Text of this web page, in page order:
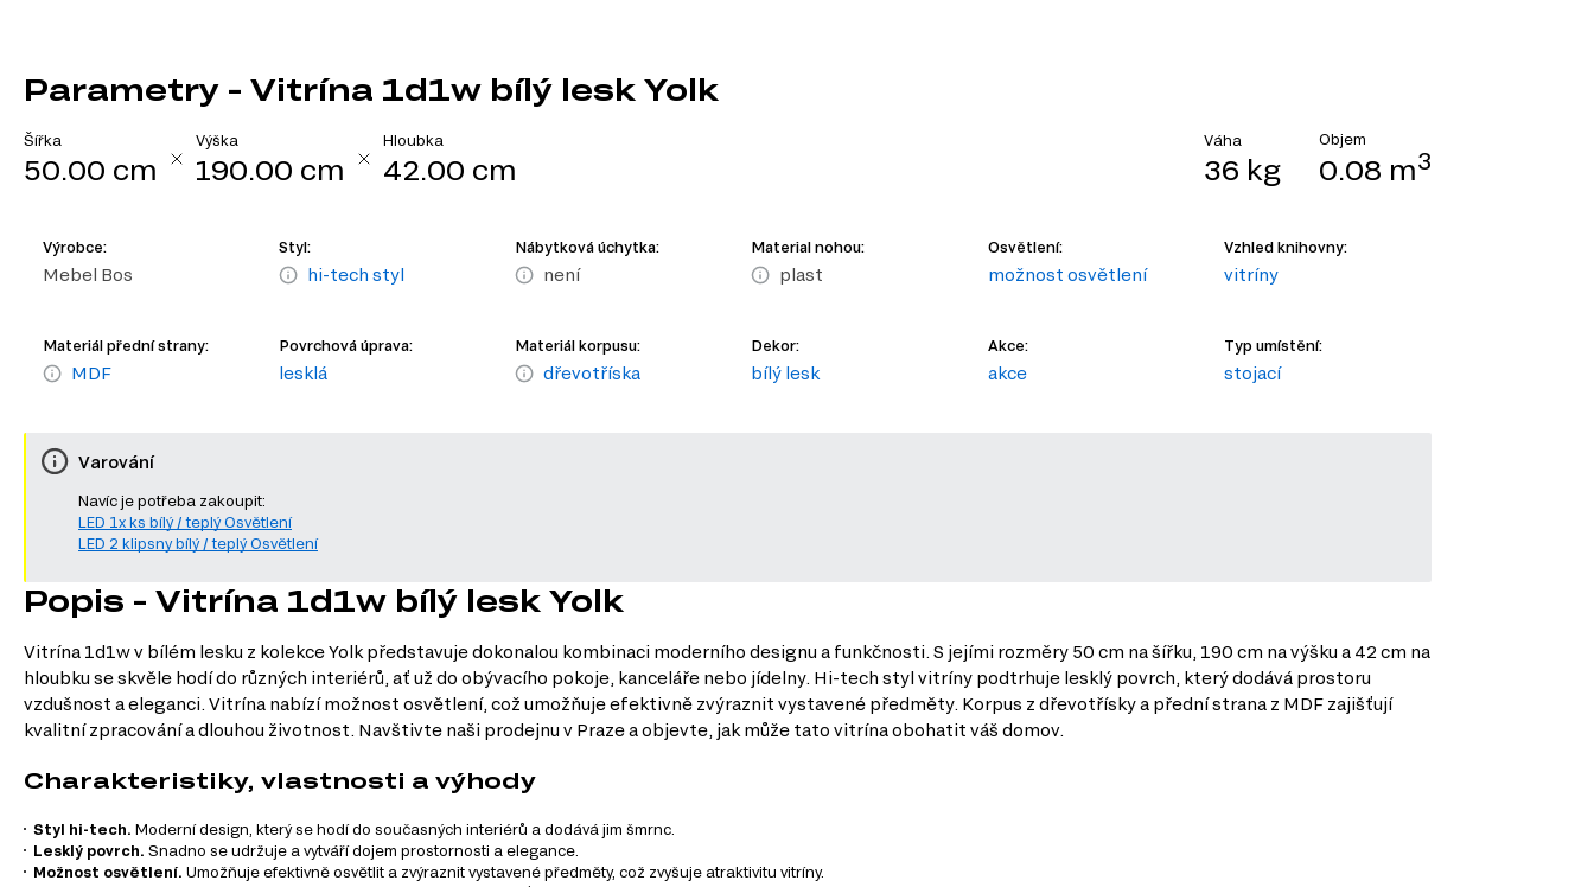
Parametry - Vitrína 1d1w bílý lesk Yolk
Šířka
50.00 cm
Výška
190.00 cm
Hloubka
42.00 cm
Váha
36 kg
Objem
0.08 m3
Výrobce:
Mebel Bos
Styl:
hi-tech styl
Nábytková úchytka:
není
Material nohou:
plast
Osvětlení:
možnost osvětlení
Vzhled knihovny:
vitríny
Materiál přední strany:
MDF
Povrchová úprava:
lesklá
Materiál korpusu:
dřevotříska
Dekor:
bílý lesk
Akce:
akce
Typ umístění:
stojací
Varování
Navíc je potřeba zakoupit:
LED 1x ks bílý / teplý Osvětlení
LED 2 klipsny bílý / teplý Osvětlení
Popis - Vitrína 1d1w bílý lesk Yolk
Vitrína 1d1w v bílém lesku z kolekce Yolk představuje dokonalou kombinaci moderního designu a funkčnosti. S jejími rozměry 50 cm na šířku, 190 cm na výšku a 42 cm na
hloubku se skvěle hodí do různých interiérů, ať už do obývacího pokoje, kanceláře nebo jídelny. Hi-tech styl vitríny podtrhuje lesklý povrch, který dodává prostoru
vzdušnost a eleganci. Vitrína nabízí možnost osvětlení, což umožňuje efektivně zvýraznit vystavené předměty. Korpus z dřevotřísky a přední strana z MDF zajišťují
kvalitní zpracování a dlouhou životnost. Navštivte naši prodejnu v Praze a objevte, jak může tato vitrína obohatit váš domov.
Charakteristiky, vlastnosti a výhody
Styl hi-tech. Moderní design, který se hodí do současných interiérů a dodává jim šmrnc.
Lesklý povrch. Snadno se udržuje a vytváří dojem prostornosti a elegance.
Možnost osvětlení. Umožňuje efektivně osvětlit a zvýraznit vystavené předměty, což zvyšuje atraktivitu vitríny.